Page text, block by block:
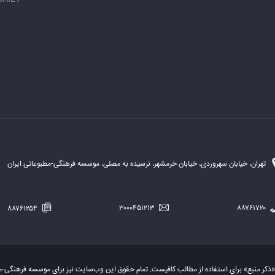
تهران، خیابان سهروردی، خیابان خرمشهر، نرسیده به مصلی، موسسه فرهنگی-مطبوعاتی ایران
«ذکر منبع» برای استفاده از مطالب کافیست. تمام حقوق این وب‌سایت نیز برای موسسه